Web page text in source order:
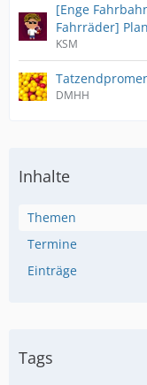
[Enge
Fahrräder]
KSM
DMHH
Inhalte
Themen
Termine
Einträge
Tags